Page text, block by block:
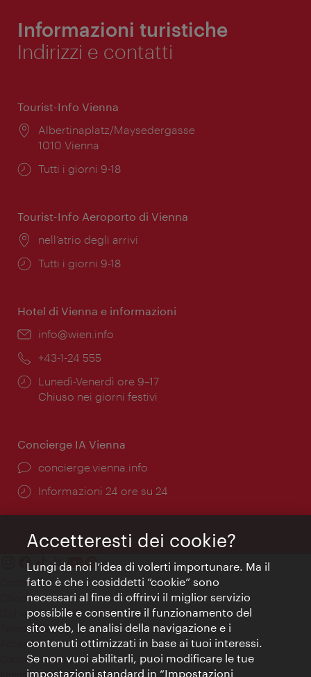
Informazioni turistiche
Indirizzi e contatti
Tourist-Info Vienna
Posizione:
Albertinaplatz/Maysedergasse
1010 Vienna
Orari
Tutti i giorni 9-18
Tourist-Info Aeroporto di Vienna
Posizione:
nell’atrio degli arrivi
Orari
Tutti i giorni 9-18
Hotel di Vienna e informazioni
Email:
info@wien.info
Telefono:
+43-1-24 555
Orari
di
Lunedì-Venerdì ore 9–17
Chiuso nei giorni festivi
Concierge IA Vienna
Ort:
concierge.vienna.info
Öffnungszeiten:
Informazioni 24 ore su 24
Contatti
Colophon
Dichiarazione sulla protezione dei dati
Terms of Use
Accessibilità
Contatto stampa
Impostazioni cookie
Accetteresti dei cookie?
Lungi da noi l’idea di volerti importunare. Ma il
fatto è che i cosiddetti “cookie” sono
necessari al fine di offrirvi il miglior servizio
possibile e consentire il funzionamento del
sito web, le analisi della navigazione e i
contenuti ottimizzati in base ai tuoi interessi.
Se non vuoi abilitarli, puoi modificare le tue
impostazioni standard in “Impostazioni